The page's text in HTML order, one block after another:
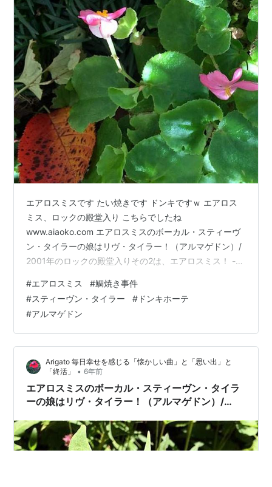
エアロスミスです たい焼きです ドンキですｗ エアロス
ミス、ロックの殿堂入り こちらでしたね
www.aiaoko.com エアロスミスのボーカル・スティーヴ
ン・タイラーの娘はリヴ・タイラー！（アルマゲドン）/
2001年のロックの殿堂入りその2は、エアロスミス！ -
じる「認知症の予防と介護」 エアロスミス、ビートルズ
のヘルタースケルターのカヴァー 大好きです
www.aiaoko.com 1983年 映画「フラッシュ・ダンス」
が流行りました ホール&オーツも聴きました / 「制服
化」見直し中です - あい青子「大好きだった曲」と「手
離し服」…
#エアロスミス #鯛焼き事件
#スティーヴン・タイラー # ドンキホーテ
#アルマゲドン
Arigato 毎日幸せを感じる「懐かしい曲」と「思い出」と
「終活」
• 6年前
エアロスミスのボーカル・スティーヴン・タイラ
ーの娘はリヴ・タイラー！（アルマゲドン）/
ス！